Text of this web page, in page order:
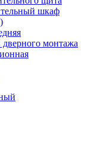
шкаф
дверного монтажа